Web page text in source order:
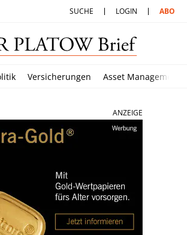
SUCHE LOGIN ABO
Versicherungen Asset Management
ANZEIGE